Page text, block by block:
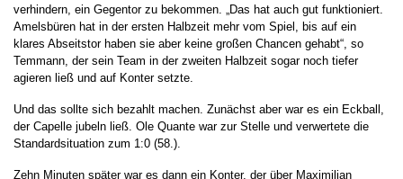
verhindern, ein Gegentor zu bekommen. „Das hat auch gut funktioniert.
Amelsbüren hat in der ersten Halbzeit mehr vom Spiel, bis auf ein
klares Abseitstor haben sie aber keine großen Chancen gehabt“, so
Temmann, der sein Team in der zweiten Halbzeit sogar noch tiefer
agieren ließ und auf Konter setzte.
Und das sollte sich bezahlt machen. Zunächst aber war es ein Eckball,
der Capelle jubeln ließ. Ole Quante war zur Stelle und verwertete die
Standardsituation zum 1:0 (58.).
Zehn Minuten später war es dann ein Konter, der über Maximilian